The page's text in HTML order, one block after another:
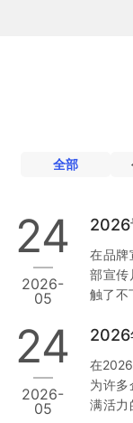
全部
24
2026-
05
在品牌
部宣传
触了不
碑和
的公
针” 先
限公司
24
2026-
05
在
为许多
满活力